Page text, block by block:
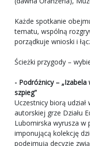
Każde spotkanie
tematu, wspólną
porządkuje wnioski i
Ścieżki przygody –
- Podróżnicy –
szpieg”
Uczestnicy biorą
autorskiej grze Działu
Lubomirska wyrusza w
imponującą kolekcję
podejmują decyzje